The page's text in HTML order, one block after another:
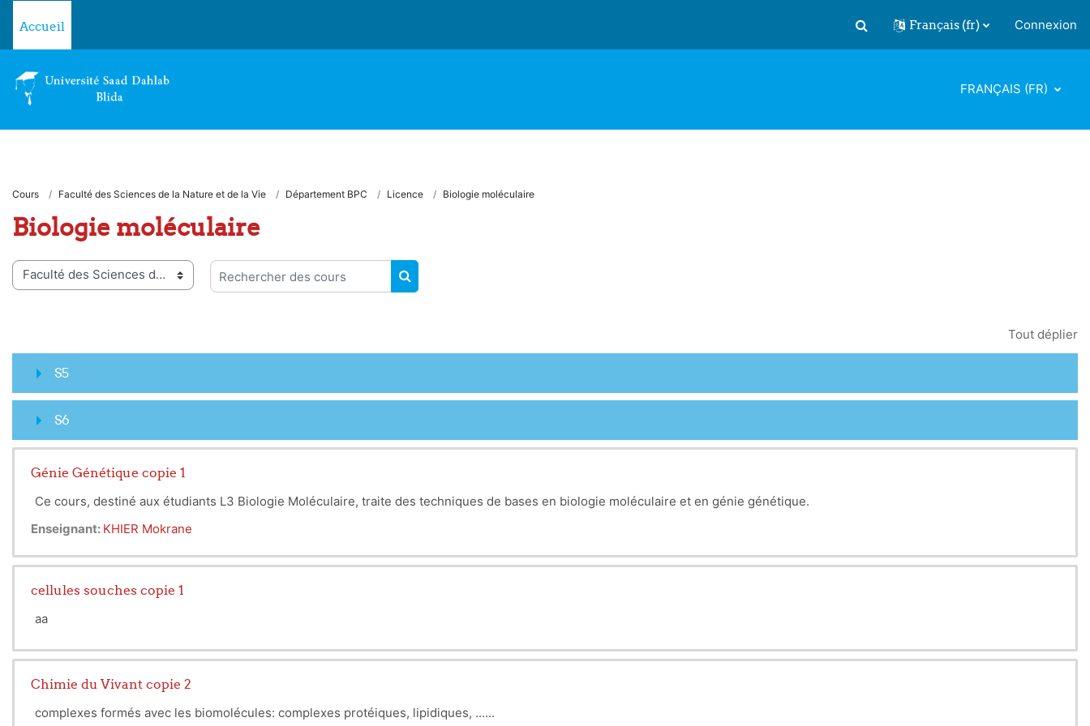
Accueil
Activer/désactiver la saisie de
Français ‎(fr)‎ Connexion
FRANÇAIS ‎(FR)‎
Cours Faculté des Sciences de la Nature et de la Vie Département BPC Licence Biologie moléculaire
Biologie moléculaire
de cours
Rechercher des cours
RECHERCHER DES COURS
Tout déplier
S5
S6
Génie Génétique copie 1
Ce cours, destiné aux étudiants L3 Biologie Moléculaire, traite des techniques de bases en biologie moléculaire et en génie génétique.
Enseignant: KHIER Mokrane
cellules souches copie 1
aa
Chimie du Vivant copie 2
complexes formés avec les biomolécules: complexes protéiques, lipidiques, ......